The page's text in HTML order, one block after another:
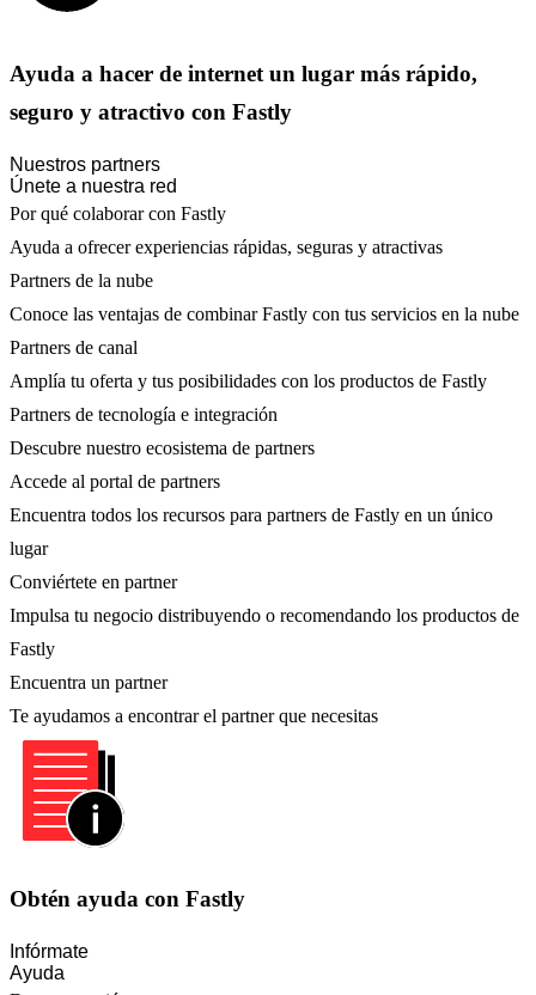
Ayuda a hacer de internet un lugar más rápido,
seguro y atractivo con Fastly
Nuestros partners
Únete a nuestra red
Por qué colaborar con Fastly
Ayuda a ofrecer experiencias rápidas, seguras y atractivas
Partners de la nube
Conoce las ventajas de combinar Fastly con tus servicios en la nube
Partners de canal
Amplía tu oferta y tus posibilidades con los productos de Fastly
Partners de tecnología e integración
Descubre nuestro ecosistema de partners
Accede al portal de partners
Encuentra todos los recursos para partners de Fastly en un único
lugar
Conviértete en partner
Impulsa tu negocio distribuyendo o recomendando los productos de
Fastly
Encuentra un partner
Te ayudamos a encontrar el partner que necesitas
Obtén ayuda con Fastly
Infórmate
Ayuda